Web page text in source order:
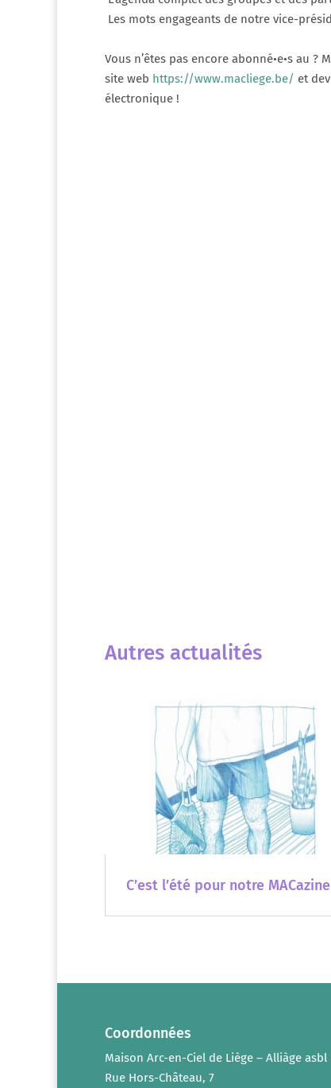
Les mots engageants de notre vice-
Vous n’êtes pas encore abonné•e•s au
site web https://www.macliege.be/ et
électronique !
Autres actualités
C’est l’été pour notre
Coordonnées
Maison Arc-en-Ciel de Liège – Alliàge asbl
Rue Hors-Château, 7